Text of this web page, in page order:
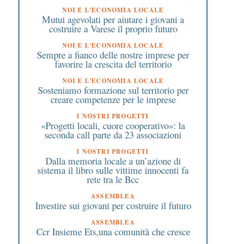
NOI E L'ECONOMIA LOCALE
Mutui agevolati per aiutare i giovani a
costruire a Varese il proprio futuro
NOI E L'ECONOMIA LOCALE
Sempre a fianco delle nostre imprese per
favorire la crescita del territorio
NOI E L'ECONOMIA LOCALE
Sosteniamo formazione sul territorio per
creare competenze per le imprese
I NOSTRI PROGETTI
«Progetti locali, cuore cooperativo»: la
seconda call parte da 23 associazioni
I NOSTRI PROGETTI
Dalla memoria locale a un’azione di
sistema il libro sulle vittime innocenti fa
rete tra le Bcc
ASSEMBLEA
Investire sui giovani per costruire il futuro
ASSEMBLEA
Ccr Insieme Ets,una comunità che cresce